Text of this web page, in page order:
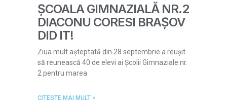
ȘCOALA GIMNAZIALĂ NR.2
DIACONU CORESI BRAȘOV
DID IT!
Ziua mult așteptată din 28 septembrie a reușit
să reunească 40 de elevi ai Școlii Gimnaziale nr.
2 pentru marea
CITESTE MAI MULT >